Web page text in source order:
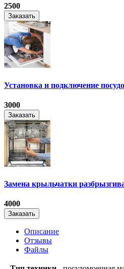
2500
Заказать
Установка и подключение
3000
Заказать
Замена крыльчатки
4000
Заказать
Описание
Отзывы
Файлы